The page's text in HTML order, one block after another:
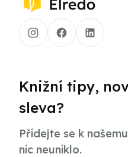
Knižní tipy,
sleva?
Přidejte se k
nic neuniklo.